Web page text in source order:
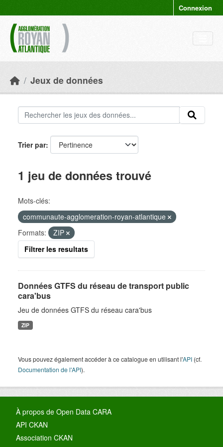
Connexion
Jeux de données
Trier par
1 jeu de données trouvé
Mots-clés:
communaute-agglomeration-royan-atlantique
Formats:
ZIP
Filtrer les resultats
Données GTFS du réseau de transport public
cara'bus
Jeu de données GTFS du réseau cara'bus
ZIP
Vous pouvez également accéder à ce catalogue en utilisant l'API (cf.
Documentation de l'API).
À propos de Open Data CARA
API CKAN
Association CKAN